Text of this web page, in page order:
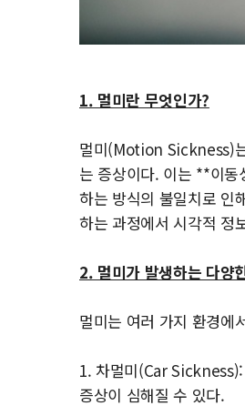
1. 멀미란 무엇인가?
멀미(Motion Sickness)
는 증상이다. 이는 **이
하는 방식의 불일치로
하는 과정에서 시각적 정
2. 멀미가 발생하는 다양
멀미는 여러 가지 환경에
1. 차멀미(Car
증상이 심해질 수 있다.